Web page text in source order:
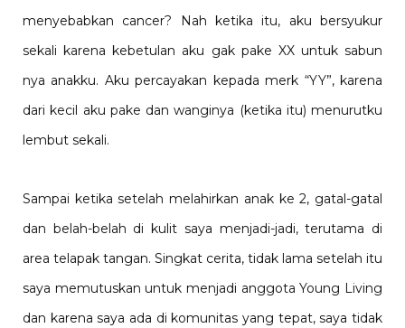
menyebabkan cancer? Nah ketika itu, aku bersyukur
sekali karena kebetulan aku gak pake XX untuk sabun
nya anakku. Aku percayakan kepada merk “YY”, karena
dari kecil aku pake dan wanginya (ketika itu) menurutku
lembut sekali.
Sampai ketika setelah melahirkan anak ke 2, gatal-gatal
dan belah-belah di kulit saya menjadi-jadi, terutama di
area telapak tangan. Singkat cerita, tidak lama setelah itu
saya memutuskan untuk menjadi anggota Young Living
dan karena saya ada di komunitas yang tepat, saya tidak